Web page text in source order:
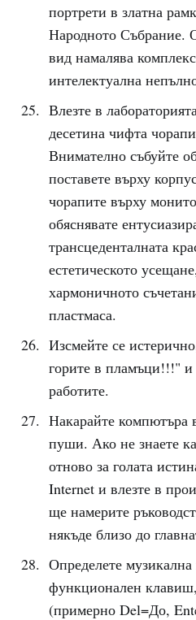
портрети в златна
Народното Събрание.
вид намалява
интелектуална
Влезте в
десетина чифта
Внимателно събуйте
поставете върху
чорапите върху
обяснявате
трансцеденталната
естетическото
хармоничното
пластмаса.
Изсмейте се
горите в пламъци!!!" и
работите.
Накарайте компютъра
пуши. Ако не знаете
отново за голата
Internet и влезте в
ще намерите
някъде близо до
Определете музикална
функционален
(примерно Del=До,